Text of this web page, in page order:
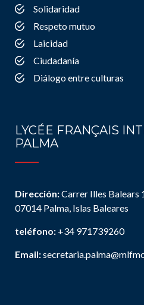
Solidaridad
Respeto mutuo
Laicidad
Ciudadanía
Diálogo entre culturas
LYCÉE FRANÇAIS
PALMA
Dirección:Carrer Illes Balears
07014 Palma, Islas Baleares
teléfono: +34 971739260
Email: